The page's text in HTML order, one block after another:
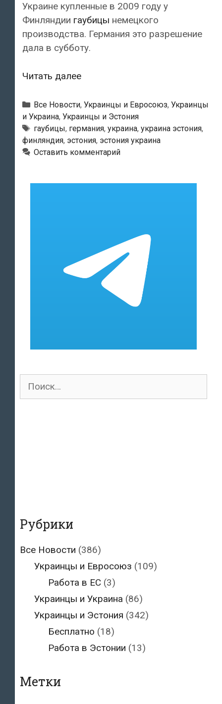
Украине купленные в 2009 году у
Финляндии гаубицы немецкого
производства. Германия это разрешение
дала в субботу.
Читать далееЭстония
разрешение
на
поставку
Украине
купленных
Финляндии
Рубрики
Все Новости, Украинцы и Евросоюз, Украинцы
и Украина, Украинцы и Эстония
Метки
гаубицы, германия, украина, украина эстония,
финляндия, эстония, эстония украина
Оставить комментарий
Поиск
Рубрики
Все Новости (386)
Украинцы и Евросоюз (109)
Работа в ЕС (3)
Украинцы и Украина (86)
Украинцы и Эстония (342)
Бесплатно (18)
Работа в Эстонии (13)
Метки